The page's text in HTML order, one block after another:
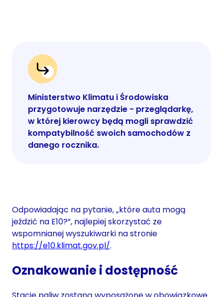
Ministerstwo Klimatu i Środowiska
przygotowuje narzędzie - przeglądarkę,
w której kierowcy będą mogli sprawdzić
kompatybilność swoich samochodów z
danego rocznika.
Odpowiadając na pytanie, „które auta mogą
jeździć na E10?”, najlepiej skorzystać ze
wspomnianej wyszukiwarki na stronie
https://e10.klimat.gov.pl/.
Oznakowanie i dostępność